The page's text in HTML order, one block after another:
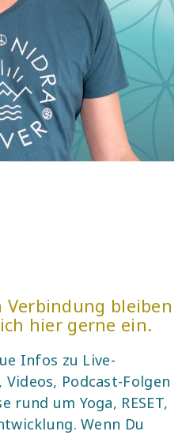
bleiben
hier gerne ein.
Infos zu Live-
Podcast-Folgen
um Yoga, RESET,
Wenn Du